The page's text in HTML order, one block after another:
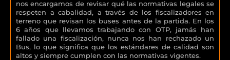
nos encargamos de revisar qué las normativas legales se
respeten a cabalidad, a través de los fiscalizadores en
terreno que revisan los buses antes de la partida. En los
6 años que llevamos trabajando con OTP, jamás han
fallado una fiscalización, nunca nos han rechazado un
Bus, lo que significa que los estándares de calidad son
altos y siempre cumplen con las normativas vigentes.